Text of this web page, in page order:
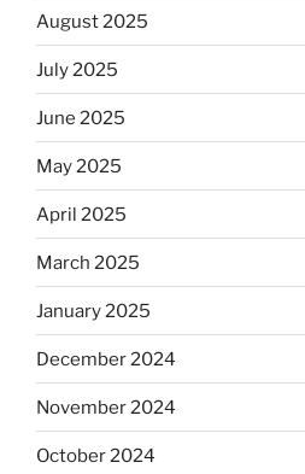
August 2025
July 2025
June 2025
May 2025
April 2025
March 2025
January 2025
December 2024
November 2024
October 2024